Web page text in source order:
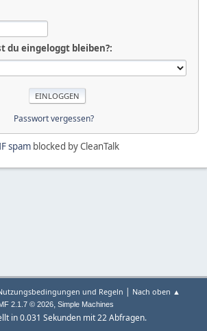
du eingeloggt bleiben?:
Passwort vergessen?
spamblocked by CleanTalk
und Regeln | Nach oben ▲
2.1.7 © 2026, Simple Machines
in 0.031 Sekunden mit 22 Abfragen.